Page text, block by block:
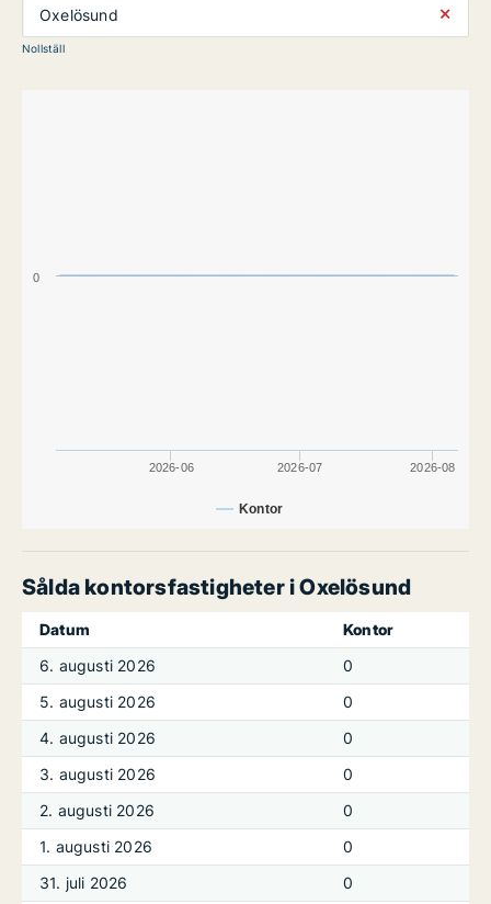
Oxelösund
⨯
Nollställ
Kontor
2026-06 2026-07 2026-08
0
Sålda kontorsfastigheter i Oxelösund
Datum
Kontor
6. augusti 2026
0
5. augusti 2026
0
4. augusti 2026
0
3. augusti 2026
0
2. augusti 2026
0
1. augusti 2026
0
31. juli 2026
0